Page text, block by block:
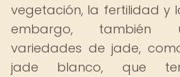
vegetación, la fertilidad y
embargo, también
variedades de jade,
jade blanco, que